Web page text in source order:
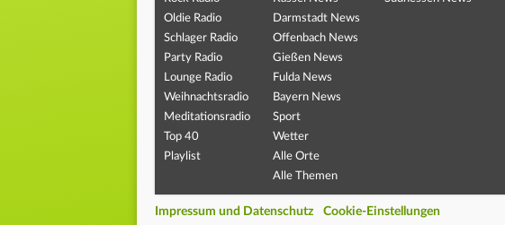
Oldie Radio
Schlager Radio
Party Radio
Lounge Radio
Weihnachtsradio
Meditationsradio
Top 40
Playlist
Darmstadt News
Offenbach News
Gießen News
Fulda News
Bayern News
Sport
Wetter
Alle Orte
Alle Themen
Impressum und Datenschutz Cookie-Einstellungen